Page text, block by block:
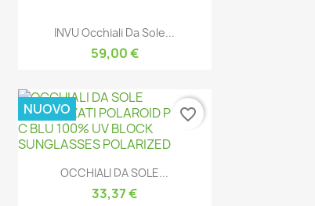
Anteprima
INVU Occhiali Da Sole...
59,00 €
Anteprima
OCCHIALI DA SOLE...
33,37 €
NUOVO favorite_border